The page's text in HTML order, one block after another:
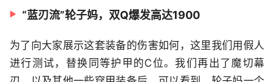
“蓝刃流”轮子妈，双Q爆发高达1900
为了向大家展示这套装备的伤害如何，这里我们用假人
进行测试，替换同等护甲的C位。我们再出了魔切幕